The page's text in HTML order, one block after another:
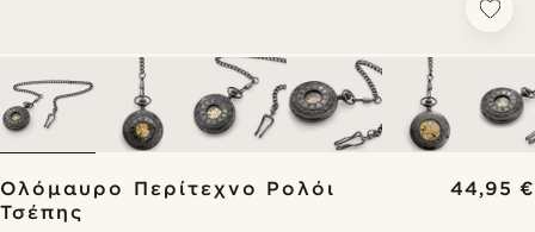
Ολόμαυρο Περίτεχνο Ρολόι
Τσέπης
44,95 €